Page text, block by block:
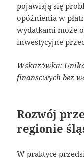
pojawiają się
opóźnienia w
wydatkami może
inwestycyjne
Wskazówka:
finansowych bez
Rozwój
regionie
W praktyce